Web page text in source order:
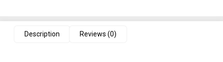
Description Reviews (0)